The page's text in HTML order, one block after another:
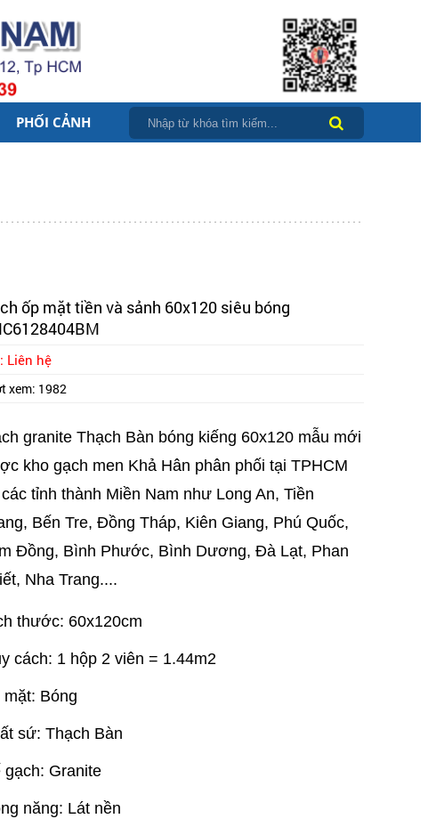
PHỐI CẢNH
ốp mặt tiền và sảnh 60x120 siêu bóng
Liên hệ
xem: 1982
granite Thạch Bàn bóng kiếng 60x120 mẫu mới
kho gạch men Khả Hân phân phối tại TPHCM
tỉnh thành Miền Nam như Long An, Tiền
Bến Tre, Đồng Tháp, Kiên Giang, Phú Quốc,
Đồng, Bình Phước, Bình Dương, Đà Lạt, Phan
Nha Trang....
thước: 60x120cm
cách: 1 hộp 2 viên = 1.44m2
mặt: Bóng
sứ: Thạch Bàn
Granite
năng: Lát nền